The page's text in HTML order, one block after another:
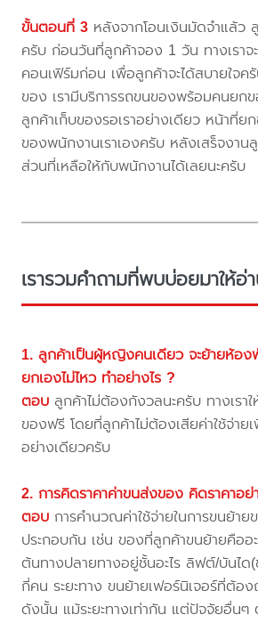
ขั้นตอนที่ 3 หลังจากโอนเงินมัดจำแล้ว
ครับ ก่อนวันที่ลูกค้าจอง 1 วัน ทางเราจ
คอนเฟิร์มก่อน เพื่อลูกค้าจะได้สบายใจ
ของ เรามีบริการรถขนของพร้อมคนย
ลูกค้าเก็บของรอเราอย่างเดียว หน้าที่ย
ของพนักงานเราเองครับ หลังเสร็จงานลู
ส่วนที่เหลือให้กับพนักงานได้เลยนะครับ
เรารวมคำถามที่พบบ่อยมาให้อ่
1. ลูกค้าเป็นผู้หญิงคนเดียว จะย้ายห้อ
ยกเองไม่ไหว ทำอย่างไร ?
ตอบ ลูกค้าไม่ต้องกังวลนะครับ ทางเรา
ของฟรี โดยที่ลูกค้าไม่ต้องเสียค่าใช้จ่าย
อย่างเดียวครับ
2. การคิดราคาค่าขนส่งของ คิดราคาอย่
ตอบ การคำนวณค่าใช้จ่ายในการขนย้า
ประกอบกัน เช่น ของที่ลูกค้าขนย้ายคืออะ
ต้นทางปลายทางอยู่ชั้นอะไร ลิฟต์/บันได
กี่คน ระยะทาง ขนย้ายเฟอร์นิเจอร์ที่ต้อ
ดังนั้น แม้ระยะทางเท่ากัน แต่ปัจจัยอื่นๆ